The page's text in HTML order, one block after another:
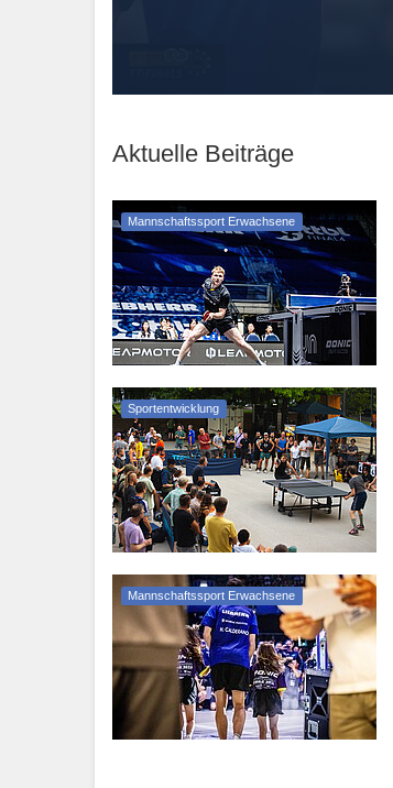
Aktuelle Beiträge
Mannschaftssport Erwachsene
Sportentwicklung
Mannschaftssport Erwachsene